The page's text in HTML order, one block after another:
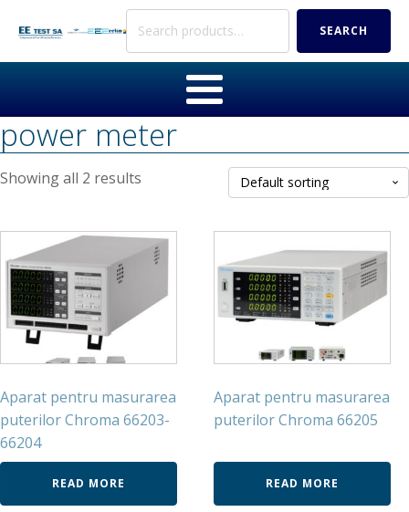
Search
SEARCH
power meter
Showing all 2 results
Aparat pentru masurarea
puterilor Chroma 66203-
66204
READ MORE
Aparat pentru masurarea
puterilor Chroma 66205
READ MORE